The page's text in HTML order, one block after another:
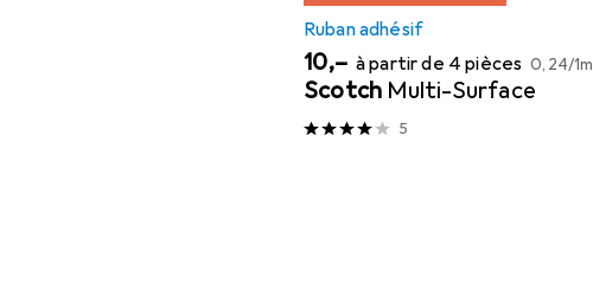
Ruban adhésif
EUR
10,– à partir de 4 pièces EUR
0,24/1m
Scotch Multi-Surface
5